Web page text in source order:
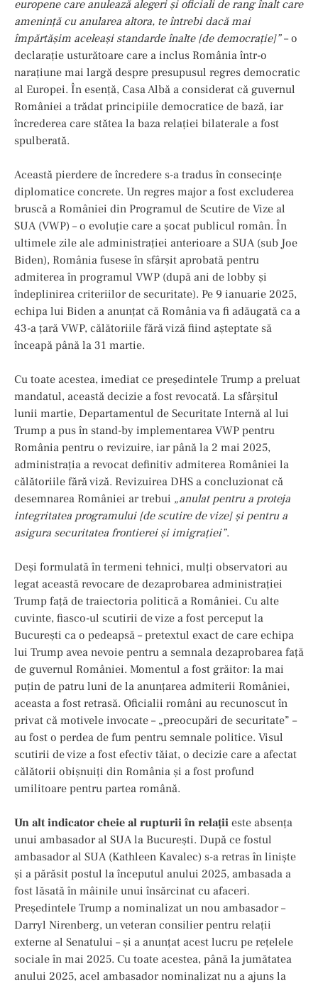
europene care anulează alegeri și oficiali de rang înalt care
amenință cu anularea altora, te întrebi dacă mai
împărtășim aceleași standarde înalte [de democrație]”– o
declarație usturătoare care a inclus România într-o
narațiune mai largă despre presupusul regres democratic
al Europei. În esență, Casa Albă a considerat că guvernul
României a trădat principiile democratice de bază, iar
încrederea care stătea la baza relației bilaterale a fost
spulberată.
Această pierdere de încredere s-a tradus în consecințe
diplomatice concrete. Un regres major a fost excluderea
bruscă a României din Programul de Scutire de Vize al
SUA (VWP) – o evoluție care a șocat publicul român. În
ultimele zile ale administrației anterioare a SUA (sub Joe
Biden), România fusese în sfârșit aprobată pentru
admiterea în programul VWP (după ani de lobby și
îndeplinirea criteriilor de securitate). Pe 9 ianuarie 2025,
echipa lui Biden a anunțat că România va fi adăugată ca a
43-a țară VWP, călătoriile fără viză fiind așteptate să
înceapă până la 31 martie.
Cu toate acestea, imediat ce președintele Trump a preluat
mandatul, această decizie a fost revocată. La sfârșitul
lunii martie, Departamentul de Securitate Internă al lui
Trump a pus în stand-by implementarea VWP pentru
România pentru o revizuire, iar până la 2 mai 2025,
administrația a revocat definitiv admiterea României la
călătoriile fără viză. Revizuirea DHS a concluzionat că
desemnarea României ar trebui „anulat pentru a proteja
integritatea programului [de scutire de vize] și pentru a
asigura securitatea frontierei și imigrației”.
Deși formulată în termeni tehnici, mulți observatori au
legat această revocare de dezaprobarea administrației
Trump față de traiectoria politică a României. Cu alte
cuvinte, fiasco-ul scutirii de vize a fost perceput la
București ca o pedeapsă – pretextul exact de care echipa
lui Trump avea nevoie pentru a semnala dezaprobarea față
de guvernul României. Momentul a fost grăitor: la mai
puțin de patru luni de la anunțarea admiterii României,
aceasta a fost retrasă. Oficialii români au recunoscut în
privat că motivele invocate – „preocupări de securitate” –
au fost o perdea de fum pentru semnale politice. Visul
scutirii de vize a fost efectiv tăiat, o decizie care a afectat
călătorii obișnuiți din România și a fost profund
umilitoare pentru partea română.
Un alt indicator cheie al rupturii în relații este absența
unui ambasador al SUA la București. După ce fostul
ambasador al SUA (Kathleen Kavalec) s-a retras în liniște
și a părăsit postul la începutul anului 2025, ambasada a
fost lăsată în mâinile unui însărcinat cu afaceri.
Președintele Trump a nominalizat un nou ambasador –
Darryl Nirenberg, un veteran consilier pentru relații
externe al Senatului – și a anunțat acest lucru pe rețelele
sociale în mai 2025. Cu toate acestea, până la jumătatea
anului 2025, acel ambasador nominalizat nu a ajuns la